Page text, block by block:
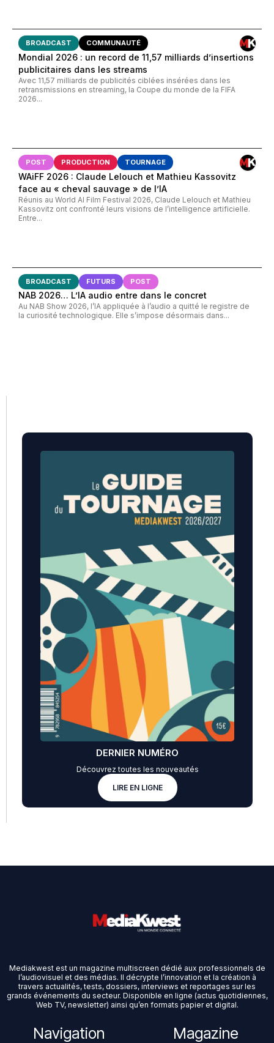
BROADCAST COMMUNAUTÉ
Mondial 2026 : un record de 11,57 milliards d’insertions
publicitaires dans les streams
Avec 11,57 milliards de publicités ciblées insérées dans les
retransmissions en streaming, la Coupe du monde de la FIFA
2026...
POST PRODUCTION TOURNAGE
WAiFF 2026 : Claude Lelouch et Mathieu Kassovitz
face au « cheval sauvage » de l’IA
Réunis au World AI Film Festival 2026, Claude Lelouch et Mathieu
Kassovitz ont confronté leurs visions de l’intelligence artificielle.
Entre...
BROADCAST FUTURS POST
NAB 2026… L’IA audio entre dans le concret
Au NAB Show 2026, l’IA appliquée à l’audio a quitté le registre de
la curiosité technologique. Elle s’impose désormais dans...
DERNIER NUMÉRO
Découvrez toutes les nouveautés
LIRE EN LIGNE
Mediakwest est un magazine multiscreen dédié aux professionnels de
l’audiovisuel et des médias. Il décrypte l’innovation et la création à
travers actualités, tests, dossiers, interviews et reportages sur les
grands événements du secteur. Disponible en ligne (actus quotidiennes,
Web TV, newsletter) ainsi qu’en formats papier et digital.
Navigation Magazine